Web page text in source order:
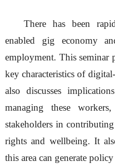
There has been
enabled gig economy
employment. This seminar
key characteristics of
also discusses
managing these
stakeholders in
rights and wellbeing. It
this area can generate